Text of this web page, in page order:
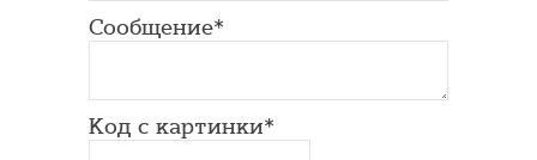
Сообщение*
Код с картинки*